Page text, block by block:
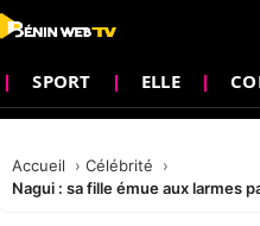
SPORT ELLE
Accueil
Célébrité
Nagui : sa fille émue aux larmes